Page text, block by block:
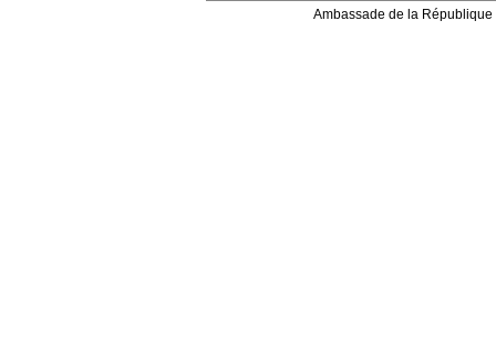
Ambassade de la